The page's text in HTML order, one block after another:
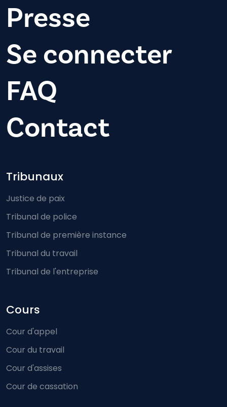
Presse
Se connecter
FAQ
Contact
Footer-menu
Tribunaux
Justice de paix
Tribunal de police
Tribunal de première instance
Tribunal du travail
Tribunal de l'entreprise
Cours
Cour d'appel
Cour du travail
Cour d'assises
Cour de cassation